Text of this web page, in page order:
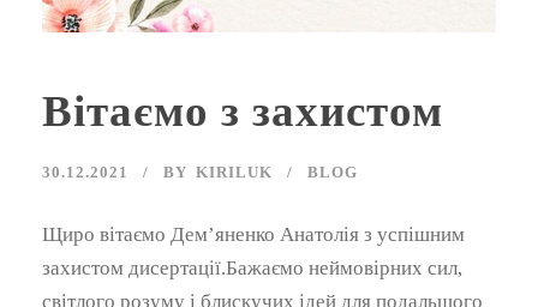
Вітаємо з захистом
30.12.2021 BY KIRILUK BLOG
Щиро вітаємо Дем’яненко Анатолія з успішним
захистом дисертації.Бажаємо неймовірних сил,
світлого розуму і блискучих ідей для подальшого